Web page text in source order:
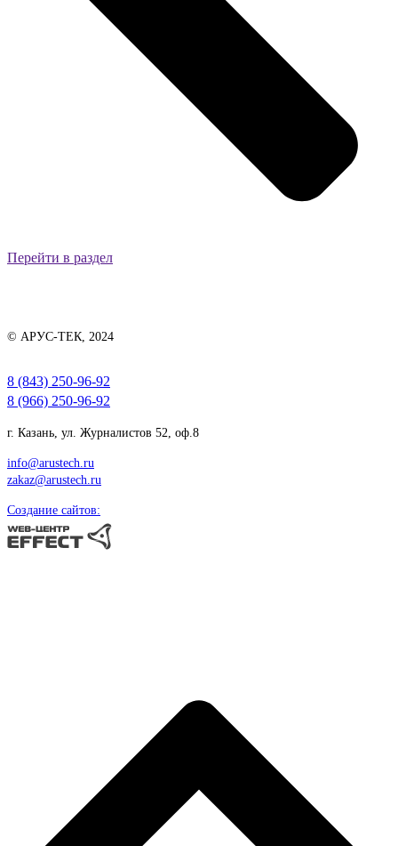
Перейти в раздел
© АРУС-ТЕК, 2024
8 (843) 250-96-92
8 (966) 250-96-92
г. Казань, ул. Журналистов 52, оф.8
info@arustech.ru
zakaz@arustech.ru
Создание сайтов: